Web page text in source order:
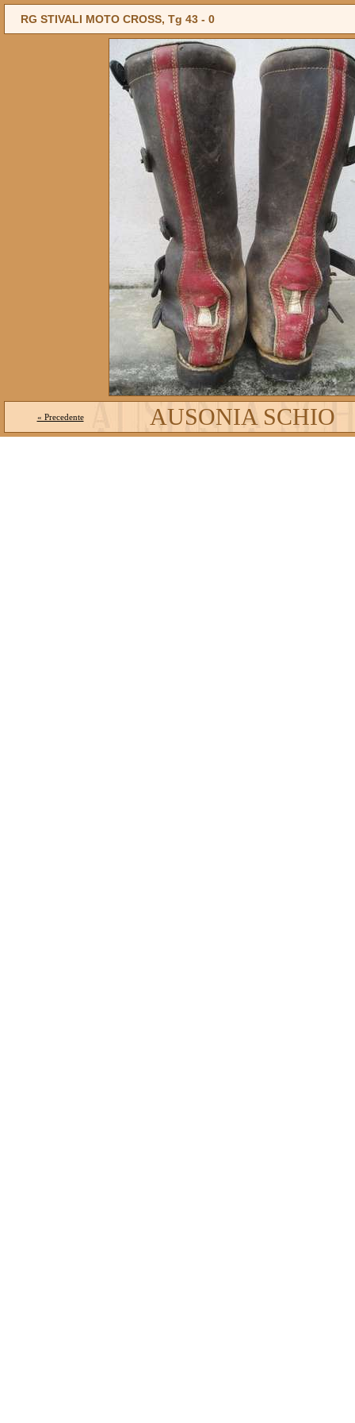
RG STIVALI MOTO CROSS, Tg 43 - 0
« Precedente AUSONIA SCHIO